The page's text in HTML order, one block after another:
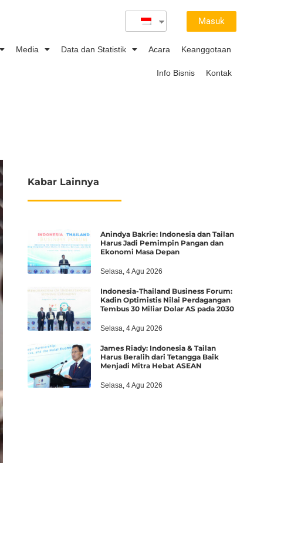
Masuk
Media Data dan Statistik Acara Keanggotaan
Info Bisnis Kontak
Kabar Lainnya
Anindya Bakrie: Indonesia dan Tailan
Harus Jadi Pemimpin Pangan dan
Ekonomi Masa Depan
Selasa, 4 Agu 2026
Indonesia-Thailand Business Forum:
Kadin Optimistis Nilai Perdagangan
Tembus 30 Miliar Dolar AS pada 2030
Selasa, 4 Agu 2026
James Riady: Indonesia & Tailan
Harus Beralih dari Tetangga Baik
Menjadi Mitra Hebat ASEAN
Selasa, 4 Agu 2026